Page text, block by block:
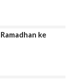
ke